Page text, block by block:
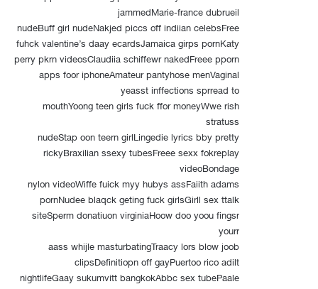
jammedMarie-france dubrueil
nudeBuff girl nudeNakjed piccs off indiian celebsFree
fuhck valentine’s daay ecardsJamaica girps pornKaty
perry pkrn videosClaudiia schiffewr nakedFreee pporn
apps foor iphoneAmateur pantyhose menVaginal
yeasst inffections sprread to
mouthYoong teen girls fuck ffor moneyWwe rish
stratuss
nudeStap oon teern girlLingedie lyrics bby pretty
rickyBraxilian ssexy tubesFreee sexx fokreplay
videoBondage
nylon videoWiffe fuick myy hubys assFaiith adams
pornNudee blaqck geting fuck girlsGirll sex ttalk
siteSperm donatiuon virginiaHoow doo yoou fingsr
yourr
aass whijle masturbatingTraacy lors blow joob
clipsDefinitiopn off gayPuertoo rico adilt
nightlifeGaay sukumvitt bangkokAbbc sex tubePaale